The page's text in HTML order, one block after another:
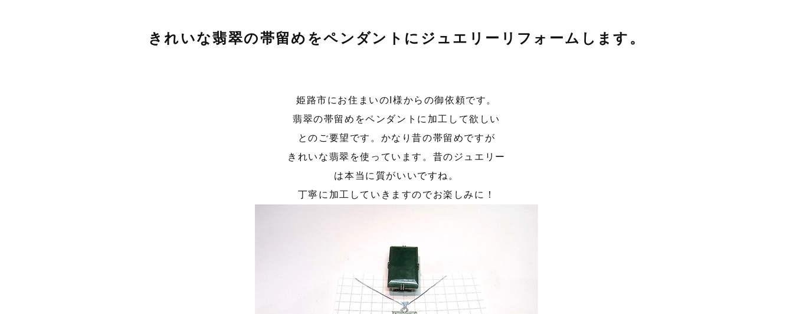
きれいな翡翠の帯留めをペンダントにジュエリーリフォームします。
姫路市にお住まいのI様からの御依頼です。
翡翠の帯留めをペンダントに加工して欲しい
とのご要望です。かなり昔の帯留めですが
きれいな翡翠を使っています。昔のジュエリー
は本当に質がいいですね。
丁寧に加工していきますのでお楽しみに！